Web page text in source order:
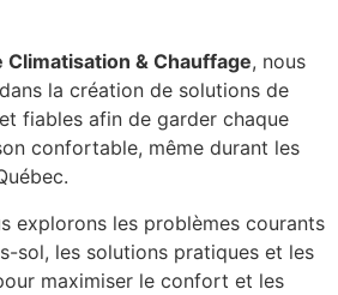
Climatisation & Chauffage, nous
la création de solutions de
fiables afin de garder chaque
confortable, même durant les
explorons les problèmes courants
sol, les solutions pratiques et les
maximiser le confort et les